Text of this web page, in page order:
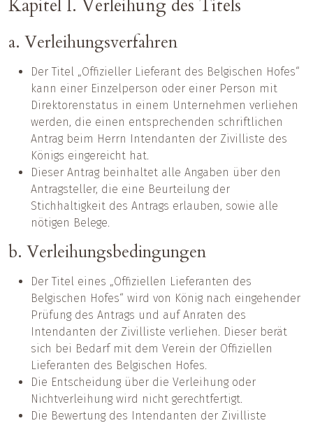
Kapitel I. Verleihung des Titels
a. Verleihungsverfahren
Der Titel „Offizieller Lieferant des Belgischen Hofes“
kann einer Einzelperson oder einer Person mit
Direktorenstatus in einem Unternehmen verliehen
werden, die einen entsprechenden schriftlichen
Antrag beim Herrn Intendanten der Zivilliste des
Königs eingereicht hat.
Dieser Antrag beinhaltet alle Angaben über den
Antragsteller, die eine Beurteilung der
Stichhaltigkeit des Antrags erlauben, sowie alle
nötigen Belege.
b. Verleihungsbedingungen
Der Titel eines „Offiziellen Lieferanten des
Belgischen Hofes“ wird von König nach eingehender
Prüfung des Antrags und auf Anraten des
Intendanten der Zivilliste verliehen. Dieser berät
sich bei Bedarf mit dem Verein der Offiziellen
Lieferanten des Belgischen Hofes.
Die Entscheidung über die Verleihung oder
Nichtverleihung wird nicht gerechtfertigt.
Die Bewertung des Intendanten der Zivilliste